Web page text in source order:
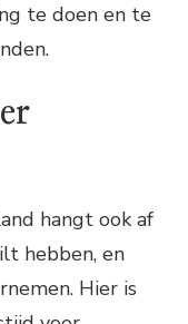
te doen en te
hangt ook af
hebben, en
Hier is